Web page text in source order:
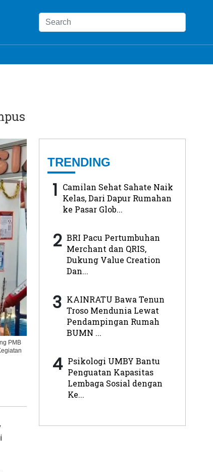
PMB
TRENDING
1 Camilan Sehat Sahate Naik
Kelas, Dari Dapur Rumahan
ke Pasar Glob...
2 BRI Pacu Pertumbuhan
Merchant dan QRIS,
Dukung Value Creation
Dan...
3 KAINRATU Bawa Tenun
Troso Mendunia Lewat
Pendampingan Rumah
BUMN ...
4 Psikologi UMBY Bantu
Penguatan Kapasitas
Lembaga Sosial dengan
Ke...